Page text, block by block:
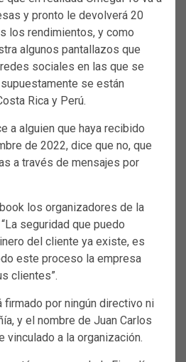
y pronto le devolverá 20
los rendimientos, y como
algunos pantallazos que
sociales en las que se
se están
Rica y Perú.
a alguien que haya recibido
de 2022, dice que no, que
a través de mensajes por
los organizadores de la
seguridad que puedo
del cliente ya existe, es
este proceso la empresa
clientes”.
firmado por ningún directivo ni
y el nombre de Juan Carlos
vinculado a la organización.